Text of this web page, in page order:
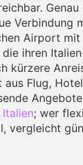
Verbindung
Airport
die ihren
kürzere
Flug,
Italien; wer
vergleicht